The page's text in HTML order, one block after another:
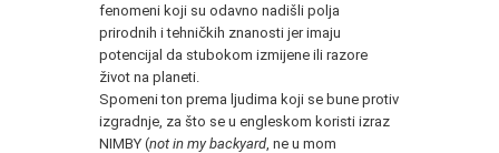
fenomeni koji su odavno nadišli polja
prirodnih i tehničkih znanosti jer imaju
potencijal da stubokom izmijene ili razore
život na planeti.
Spomeni ton prema ljudima koji se bune protiv
izgradnje, za što se u engleskom koristi izraz
NIMBY (not in my backyard, ne u mom